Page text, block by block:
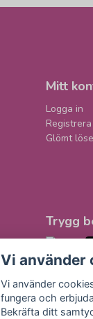
Mitt
Logga in
Glömt
Trygg
Vi använder
Vi använder
fungera och
Bekräfta ditt